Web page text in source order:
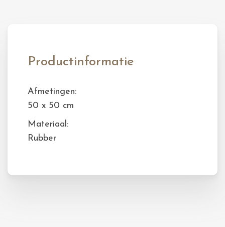
Productinformatie
Afmetingen:
50 x 50 cm
Materiaal:
Rubber